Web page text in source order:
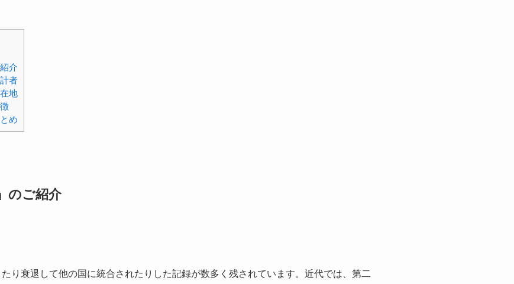
介
者
地
め
のご紹介
り衰退して他の国に統合されたりした記録が数多く残されています。近代では、第二